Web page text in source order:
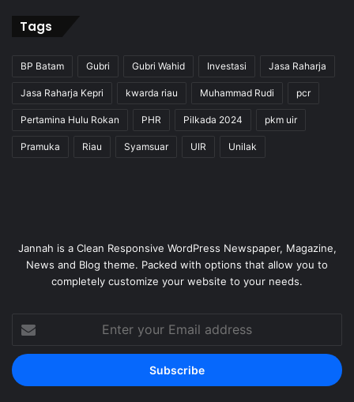
Tags
BP Batam Gubri Gubri Wahid Investasi Jasa Raharja
Jasa Raharja Kepri kwarda riau Muhammad Rudi pcr
Pertamina Hulu Rokan PHR Pilkada 2024 pkm uir
Pramuka Riau Syamsuar UIR Unilak
Jannah is a Clean Responsive WordPress Newspaper, Magazine,
News and Blog theme. Packed with options that allow you to
completely customize your website to your needs.
your
Email
address